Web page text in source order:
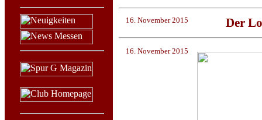
16. November 2015 Der
16. November 2015